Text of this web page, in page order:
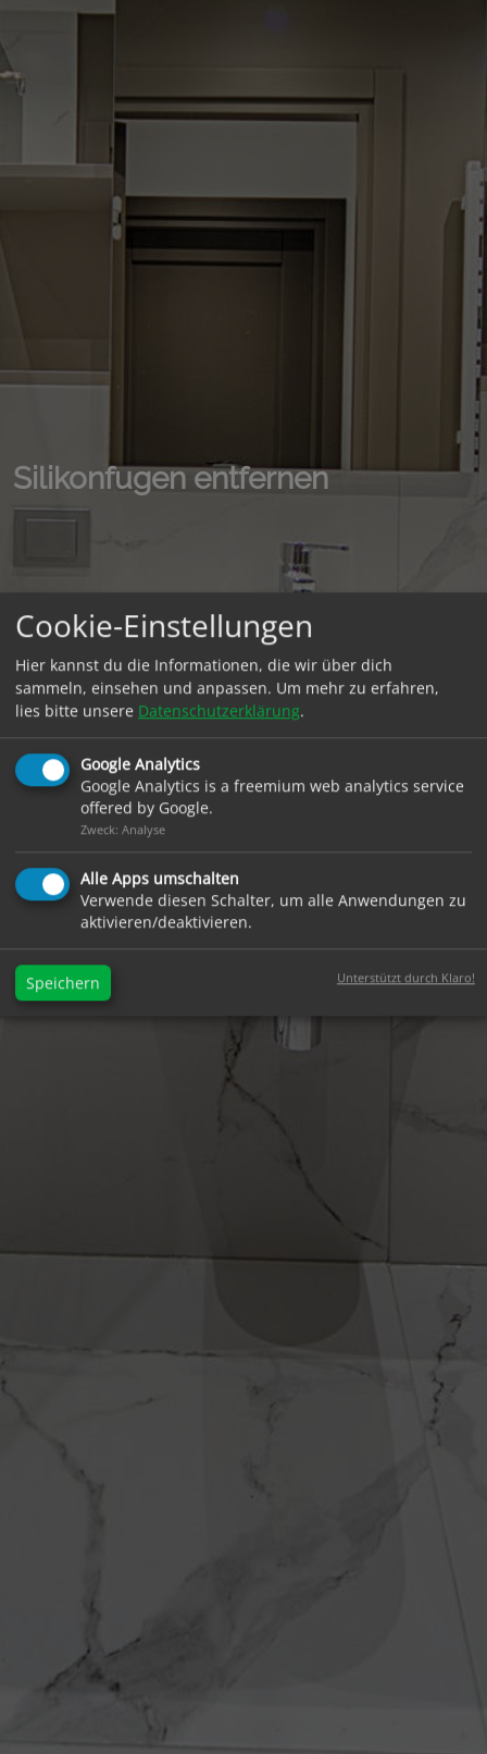
Silikonfugen entfernen
Cookie-Einstellungen
Hier kannst du die Informationen, die wir über dich
sammeln, einsehen und anpassen. Um mehr zu erfahren,
lies bitte unsere Datenschutzerklärung.
Google Analytics
Google Analytics is a freemium web analytics service
offered by Google.
Zweck: Analyse
Alle Apps umschalten
Verwende diesen Schalter, um alle Anwendungen zu
aktivieren/deaktivieren.
Speichern Unterstützt durch Klaro!